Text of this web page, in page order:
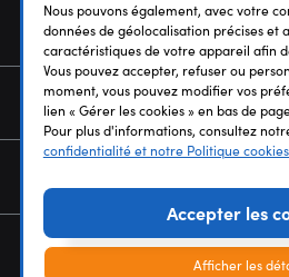
NOUS
Nous pouvons également, avec votre
données de géolocalisation précises et
caractéristiques de votre appareil afin
Vous pouvez accepter, refuser ou
moment, vous pouvez modifier vos
lien « Gérer les cookies » en bas de
Pour plus d'informations, consultez
confidentialité et notre Politique
Accepter les
Afficher les